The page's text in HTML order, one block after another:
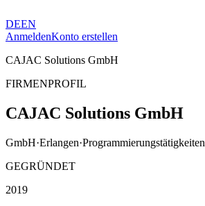
DEEN
AnmeldenKonto erstellen
CAJAC Solutions GmbH
FIRMENPROFIL
CAJAC Solutions GmbH
GmbH·Erlangen·Programmierungstätigkeiten
GEGRÜNDET
2019